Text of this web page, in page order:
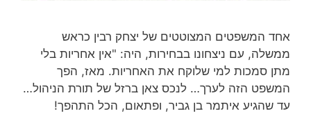
אחד המשפטים המצוטטים של יצחק רבין כראש
ממשלה, עם ניצחונו בבחירות, היה: "אין אחריות בלי
מתן סמכות למי שלוקח את האחריות. מאז, הפך
המשפט הזה לערך… לנכס צאן ברזל של תורת הניהול…
עד שהגיע איתמר בן גביר, ופתאום, הכל התהפך!